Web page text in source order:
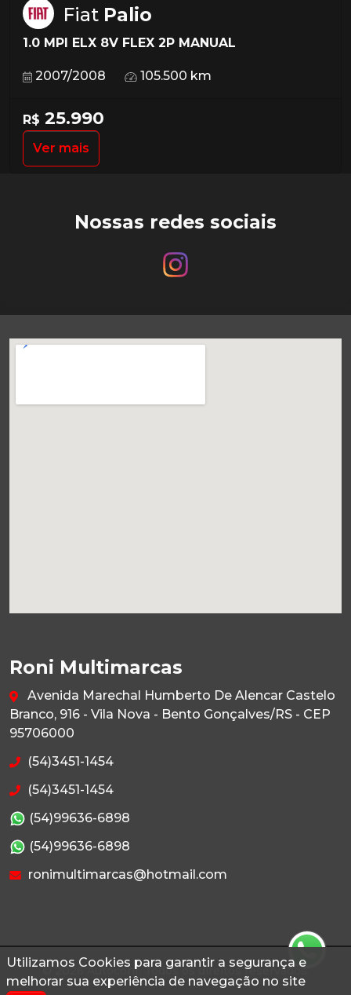
Utilizamos Cookies para garantir a segurança e
melhorar sua experiência de navegação no site
Fiat Palio
1.0 MPI ELX 8V FLEX 2P MANUAL
2007/2008 105.500 km
R$ 25.990
Ver mais
Nossas redes sociais
Roni Multimarcas
Avenida Marechal Humberto De Alencar Castelo
Branco, 916 - Vila Nova - Bento Gonçalves/RS - CEP
95706000
(54)3451-1454
(54)3451-1454
(54)99636-6898
(54)99636-6898
ronimultimarcas@hotmail.com
© 2026 Autoconf. Todos os direitos reservados.